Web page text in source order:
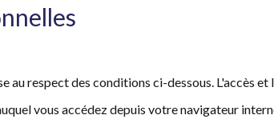
au respect des conditions ci-dessous. L'accès
vous accédez depuis votre navigateur